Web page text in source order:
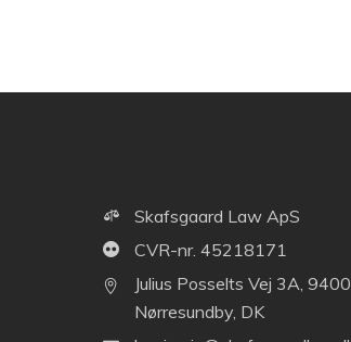
Skafsgaard Law ApS
CVR-nr. 45218171
Julius Posselts Vej 3A, 9400
Nørresundby, DK